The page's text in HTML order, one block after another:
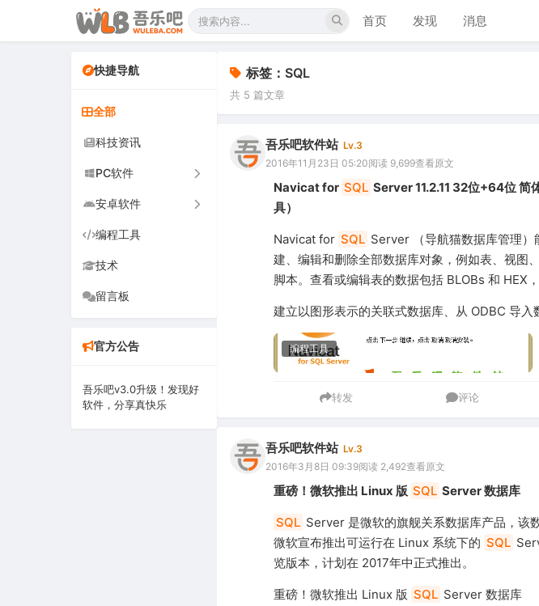
首页 发现 消息
快捷导航
全部
科技资讯
PC软件
办公软件
网络软件
音频视频
系统下载
安卓软件
手机软件
车机软件
编程工具
技术
留言板
官方公告
吾乐吧v3.0升级！发现好
软件，分享真快乐
标签：SQL
共 5 篇文章
吾乐吧软件站 Lv.3
2016年11月23日 05:20阅读 9,699查看原文
Navicat for SQL Server 11.2.11 32位+64位 简
具）
Navicat for SQL Server （导航猫数据库管理）
建、编辑和删除全部数据库对象，例如表、视图
脚本。查看或编辑表的数据包括 BLOBs 和 HEX
建立以图形表示的关联式数据库、从 ODBC 导入
编程工具
转发 评论
吾乐吧软件站 Lv.3
2016年3月8日 09:39阅读 2,492查看原文
重磅！微软推出 Linux 版 SQL Server 数据库
SQL Server 是微软的旗舰关系数据库产品，该
微软宣布推出可运行在 Linux 系统下的 SQL
览版本，计划在 2017年中正式推出。
重磅！微软推出 Linux 版 SQL Server 数据库